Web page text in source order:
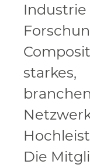
starkes,
Die